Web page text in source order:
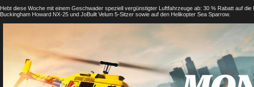
Hebt diese Woche mit einem Geschwader speziell vergünstigter Luftfahrzeuge ab: 30 % Rabatt auf die
Buckingham Howard NX-25 und JoBuilt Velum 5-Sitzer sowie auf den Helikopter Sea Sparrow.